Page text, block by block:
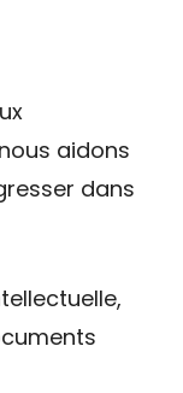
aidons
dans